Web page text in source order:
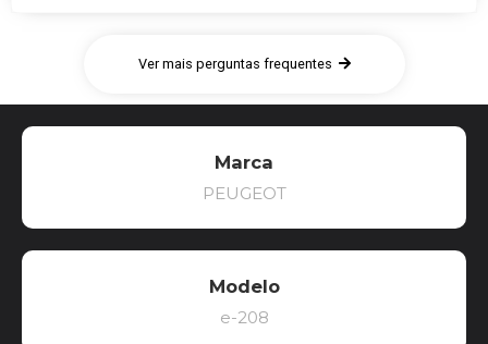
Ver mais perguntas frequentes
Marca
PEUGEOT
Modelo
e-208